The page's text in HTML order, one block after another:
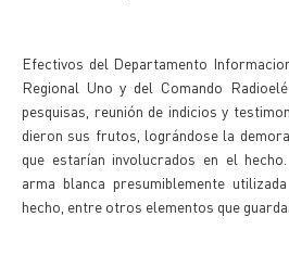
Efectivos del Departamento
Regional Uno y del Comando
pesquisas, reunión de indicios y
dieron sus frutos, lográndose la
que estarían involucrados en el
arma blanca presumiblemente
hecho, entre otros elementos que